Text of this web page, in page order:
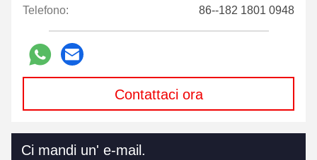
Telefono: 86--182 1801 0948
Contattaci ora
Ci mandi un' e-mail.